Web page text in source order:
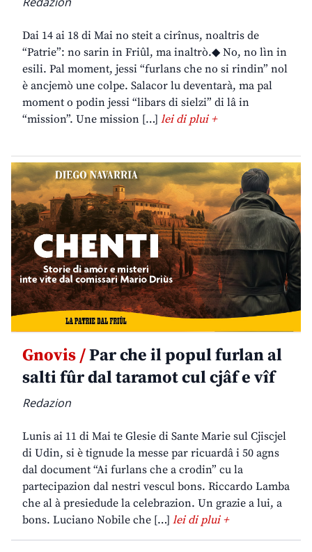
Dai 14 ai 18 di Mai no steit a cirînus, noaltris de
“Patrie”: no sarin in Friûl, ma inaltrò.◆ No, no lìn in
esili. Pal moment, jessi “furlans che no si rindin” nol
è ancjemò une colpe. Salacor lu deventarà, ma pal
moment o podin jessi “libars di sielzi” di lâ in
“mission”. Une mission […] lei di plui +
Gnovis /Par che il popul furlan al
salti fûr dal taramot cul cjâf e vîf
Redazion
Lunis ai 11 di Mai te Glesie di Sante Marie sul Cjiscjel
di Udin, si è tignude la messe par ricuardâ i 50 agns
dal document “Ai furlans che a crodin” cu la
partecipazion dal nestri vescul bons. Riccardo Lamba
che al à presiedude la celebrazion. Un grazie a lui, a
bons. Luciano Nobile che […] lei di plui +